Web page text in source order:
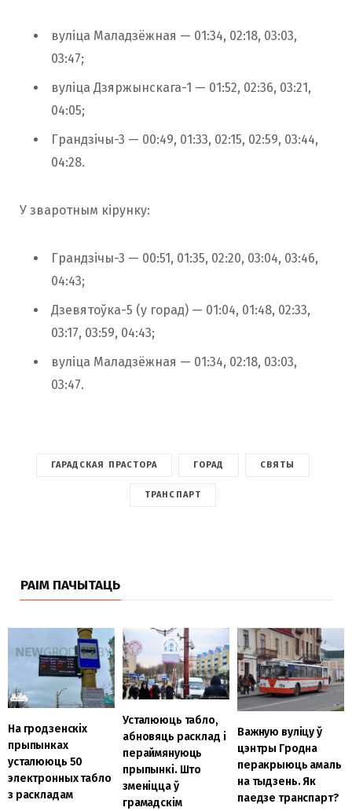
вуліца Маладзёжная — 01:34, 02:18, 03:03,
03:47;
вуліца Дзяржынскага-1 — 01:52, 02:36, 03:21,
04:05;
Грандзічы-3 — 00:49, 01:33, 02:15, 02:59, 03:44,
04:28.
У зваротным кірунку:
Грандзічы-3 — 00:51, 01:35, 02:20, 03:04, 03:46,
04:43;
Дзевятоўка-5 (у горад) — 01:04, 01:48, 02:33,
03:17, 03:59, 04:43;
вуліца Маладзёжная — 01:34, 02:18, 03:03,
03:47.
ГАРАДСКАЯ ПРАСТОРА ГОРАД СВЯТЫ
ТРАНСПАРТ
РАІМ ПАЧЫТАЦЬ
На гродзенскіх
прыпынках
усталююць 50
электронных табло
з раскладам
Усталююць табло,
абновяць расклад і
пераймянуюць
прыпынкі. Што
зменіцца ў
грамадскім
Важную вуліцу ў
цэнтры Гродна
перакрыюць амаль
на тыдзень. Як
паедзе транспарт?